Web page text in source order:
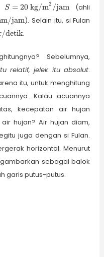
S = 20~{\rm
kg/m}^2/{\rm
jam}
S = 20 kg/m2 /jam (ahli
jam). Selain itu, si Fulan
detik.
Sebelumnya,
relatif, jelek itu absolut.
itu, untuk menghitung
Kalau acuannya
kecepatan air hujan
hujan? Air hujan diam,
juga dengan si Fulan.
horizontal. Menurut
sebagai balok
garis putus-putus.